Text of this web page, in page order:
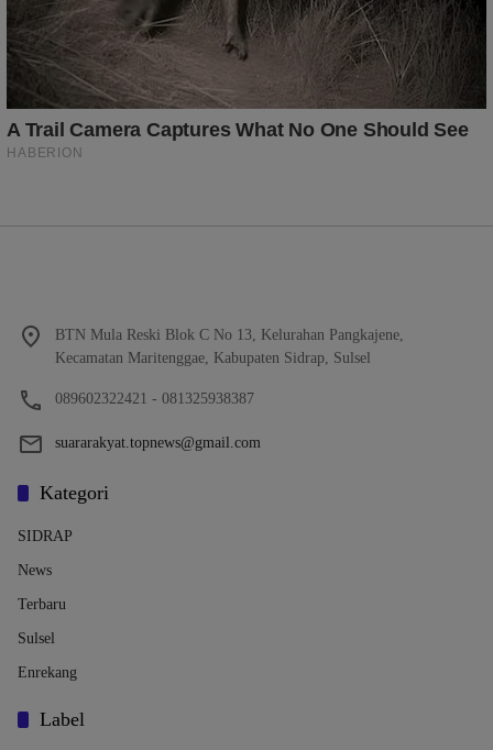
BTN Mula Reski Blok C No 13, Kelurahan Pangkajene,
Kecamatan Maritenggae, Kabupaten Sidrap, Sulsel
089602322421 - 081325938387
suararakyat.topnews@gmail.com
Kategori
SIDRAP
News
Terbaru
Sulsel
Enrekang
Label